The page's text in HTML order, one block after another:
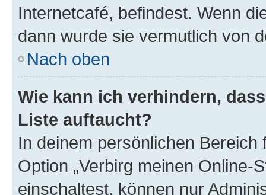
Internetcafé, befindest. Wenn
dann wurde sie vermutlich von
Nach oben
Wie kann ich verhindern,
Liste auftaucht?
In deinem persönlichen
Option „Verbirg meinen Online-
einschaltest, können nur